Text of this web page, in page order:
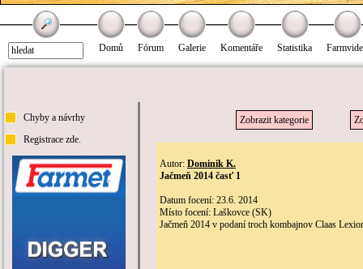
Domů Fórum Galerie Komentáře Statistika
Chyby a návrhy
Registrace zde.
Zobrazit kategorie
Autor: Dominik K.
Jačmeň 2014 časť 1
Datum focení: 23.6. 2014
Místo focení: Laškovce (SK)
Jačmeň 2014 v podaní troch kombajnov Claas